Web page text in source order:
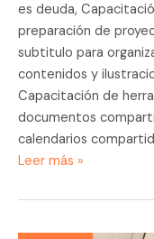
es deuda,
preparación de
subtitulo para
contenidos y
Capacitación de
documentos
calendarios
Capacitación
consolidar
Leer más »